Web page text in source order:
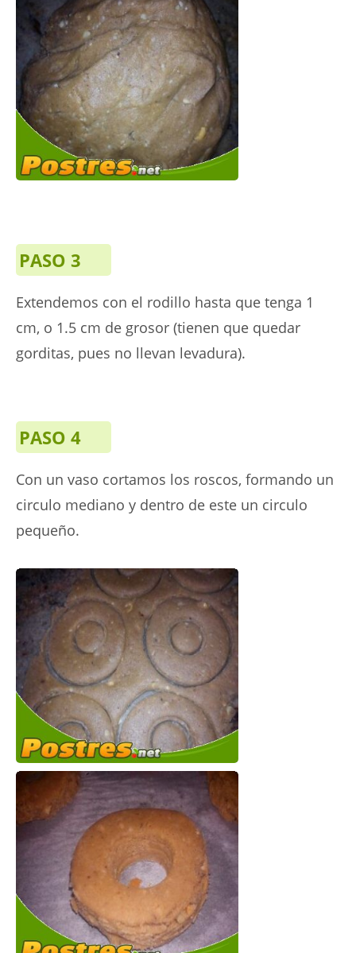
PASO 3
Extendemos con el rodillo hasta que tenga 1
cm, o 1.5 cm de grosor (tienen que quedar
gorditas, pues no llevan levadura).
PASO 4
Con un vaso cortamos los roscos, formando un
circulo mediano y dentro de este un circulo
pequeño.